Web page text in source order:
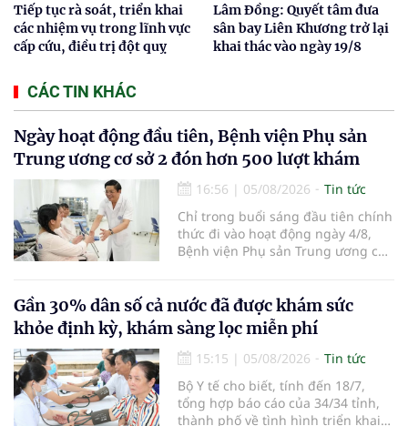
Tiếp tục rà soát, triển khai
các nhiệm vụ trong lĩnh vực
cấp cứu, điều trị đột quỵ
Lâm Đồng: Quyết tâm đưa
sân bay Liên Khương trở lại
khai thác vào ngày 19/8
CÁC TIN KHÁC
Ngày hoạt động đầu tiên, Bệnh viện Phụ sản
Trung ương cơ sở 2 đón hơn 500 lượt khám
16:56 | 05/08/2026
Tin tức
Chỉ trong buổi sáng đầu tiên chính
thức đi vào hoạt động ngày 4/8,
Bệnh viện Phụ sản Trung ương cơ
em bé đầu tiên chào đời.
Gần 30% dân số cả nước đã được khám sức
khỏe định kỳ, khám sàng lọc miễn phí
15:15 | 05/08/2026
Tin tức
Bộ Y tế cho biết, tính đến 18/7,
tổng hợp báo cáo của 34/34 tỉnh,
thành phố về tình hình triển khai